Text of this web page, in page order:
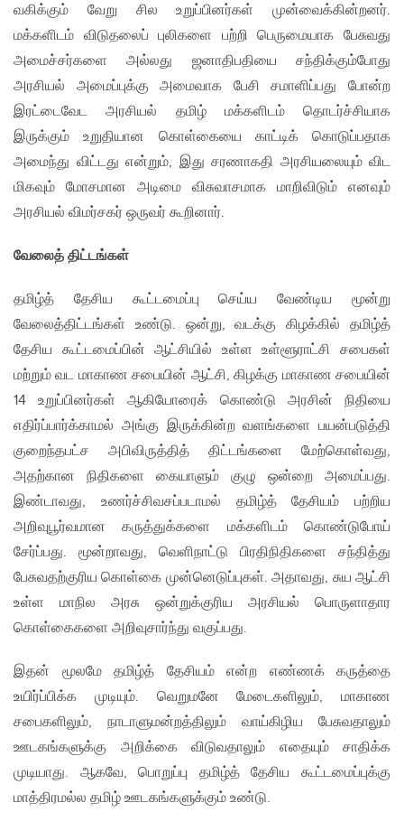
வகிக்கும் வேறு சில உறுப்பினர்கள் முன்வைக்கின்றனர்.
மக்களிடம் விடுதலைப் புலிகளை பற்றி பெருமையாக பேசுவது
அமைச்சர்களை அல்லது ஜனாதிபதியை சந்திக்கும்போது
அரசியல் அமைப்புக்கு அமைவாக பேசி சமாளிப்பது போன்ற
இரட்டைவேட அரசியல் தமிழ் மக்களிடம் தொடர்ச்சியாக
இருக்கும் உறுதியான கொள்கையை காட்டிக் கொடுப்பதாக
அமைந்து விட்டது என்றும், இது சரணாகதி அரசியலையும் விட
மிகவும் மோசமான அடிமை விசுவாசமாக மாறிவிடும் எனவும்
அரசியல் விமர்சகர் ஒருவர் கூறினார்.
வேலைத் திட்டங்கள்
தமிழ்த் தேசிய கூட்டமைப்பு செய்ய வேண்டிய மூன்று
வேலைத்திட்டங்கள் உண்டு. ஒன்று, வடக்கு கிழக்கில் தமிழ்த்
தேசிய கூட்டமைப்பின் ஆட்சியில் உள்ள உள்ளூராட்சி சபைகள்
மற்றும் வட மாகாண சபையின் ஆட்சி, கிழக்கு மாகாண சபையின்
14 உறுப்பினர்கள் ஆகியோரைக் கொண்டு அரசின் நிதியை
எதிர்ப்பார்க்காமல் அங்கு இருக்கின்ற வளங்களை பயன்படுத்தி
குறைந்தபட்ச அபிவிருத்தித் திட்டங்களை மேற்கொள்வது,
அதற்கான நிதிகளை கையாளும் குழு ஒன்றை அமைப்பது.
இண்டாவது, உணர்ச்சிவசப்படாமல் தமிழ்த் தேசியம் பற்றிய
அறிவுபூர்வமான கருத்துக்களை மக்களிடம் கொண்டுபோய்
சேர்ப்பது. மூன்றாவது, வெளிநாட்டு பிரதிநிதிகளை சந்தித்து
பேசுவதற்குரிய கொள்கை முன்னெடுப்புகள். அதாவது, சுய ஆட்சி
உள்ள மாநில அரசு ஒன்றுக்குரிய அரசியல் பொருளாதார
கொள்கைகளை அறிவுசார்ந்து வகுப்பது.
இதன் மூலமே தமிழ்த் தேசியம் என்ற எண்ணக் கருத்தை
உயிர்ப்பிக்க முடியும். வெறுமனே மேடைகளிலும், மாகாண
சபைகளிலும், நாடாளுமன்றத்திலும் வாய்கிழிய பேசுவதாலும்
ஊடகங்களுக்கு அறிக்கை விடுவதாலும் எதையும் சாதிக்க
முடியாது. ஆகவே, பொறுப்பு தமிழ்த் தேசிய கூட்டமைப்புக்கு
மாத்திரமல்ல தமிழ் ஊடகங்களுக்கும் உண்டு.